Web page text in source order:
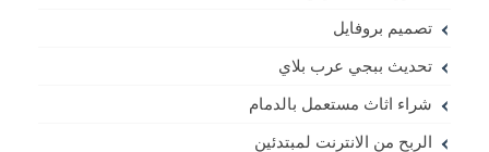
تصميم بروفايل
تحديث ببجي عرب بلاي
شراء اثاث مستعمل بالدمام
الربح من الانترنت لمبتدئين